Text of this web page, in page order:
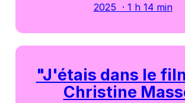
2025 · 1 h 14 min
"J'étais dans le
Christine